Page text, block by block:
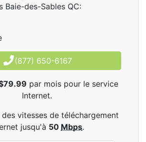
Baie-des-Sables QC:
(877) 650-6167
par mois pour le service
Internet.
vitesses de téléchargement
jusqu'à 50 Mbps.